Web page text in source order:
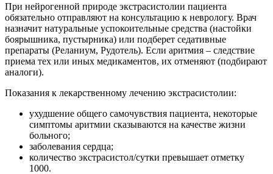
При нейрогенной природе экстрасистолии пациента
обязательно отправляют на консультацию к неврологу. Врач
назначит натуральные успокоительные средства (настойки
боярышника, пустырника) или подберет седативные
препараты (Реланиум, Рудотель). Если аритмия – следствие
приема тех или иных медикаментов, их отменяют (подбирают
аналоги).
Показания к лекарственному лечению экстрасистолии:
ухудшение общего самочувствия пациента, некоторые
симптомы аритмии сказываются на качестве жизни
больного;
заболевания сердца;
количество экстрасистол/сутки превышает отметку
1000.